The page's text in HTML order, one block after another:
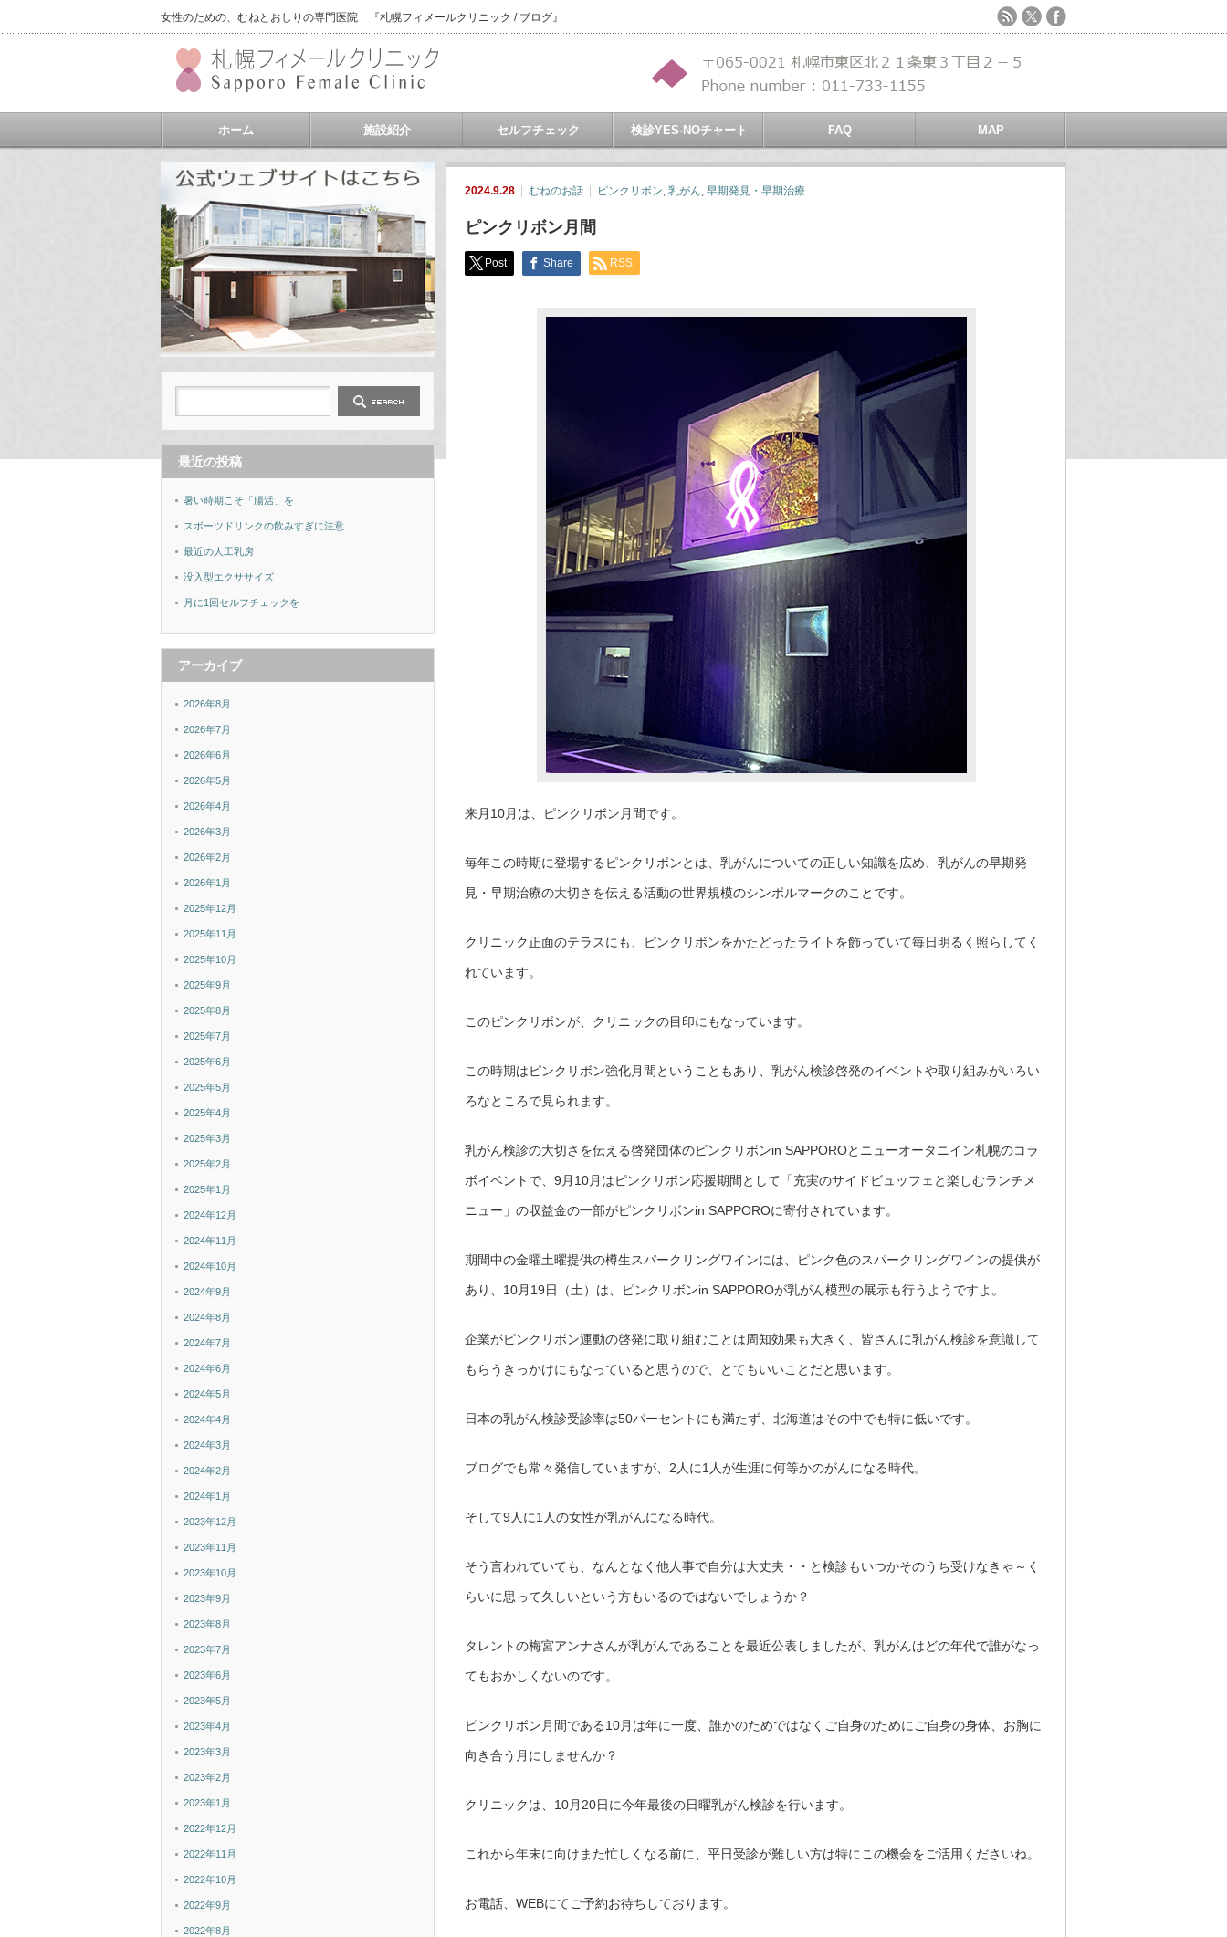
女性のための、むねとおしりの専門医院 『札幌フィメールクリニック / ブログ』
ホーム 施設紹介 セルフチェック 検診YES-NOチャート FAQ MAP
2024.9.28 むねのお話 ピンクリボン, 乳がん, 早期発見・早期治療
ピンクリボン月間
Post Share RSS
来月10月は、ピンクリボン月間です。
毎年この時期に登場するピンクリボンとは、乳がんについての正しい知識を広め、乳がんの早期発
見・早期治療の大切さを伝える活動の世界規模のシンボルマークのことです。
クリニック正面のテラスにも、ピンクリボンをかたどったライトを飾っていて毎日明るく照らしてく
れています。
このピンクリボンが、クリニックの目印にもなっています。
この時期はピンクリボン強化月間ということもあり、乳がん検診啓発のイベントや取り組みがいろい
ろなところで見られます。
乳がん検診の大切さを伝える啓発団体のピンクリボンin SAPPOROとニューオータニイン札幌のコラ
ボイベントで、9月10月はピンクリボン応援期間として「充実のサイドビュッフェと楽しむランチメ
ニュー」 の収益金の一部がピンクリボンin SAPPOROに寄付されています。
期間中の金曜土曜提供の樽生スパークリングワインには、ピンク色のスパークリングワインの提供が
あり、10月19日（土）は、ピンクリボンin SAPPOROが乳がん模型の展示も行うようですよ。
企業がピンクリボン運動の啓発に取り組むことは周知効果も大きく、皆さんに乳がん検診を意識して
もらうきっかけにもなっていると思うので、とてもいいことだと思います。
日本の乳がん検診受診率は50パーセントにも満たず、北海道はその中でも特に低いです。
ブログでも常々発信していますが、2人に1人が生涯に何等かのがんになる時代。
そして9人に1人の女性が乳がんになる時代。
そう言われていても、なんとなく他人事で自分は大丈夫・・ と検診もいつかそのうち受けなきゃ～く
らいに思って久しいという方もいるのではないでしょうか？
タレントの梅宮アンナさんが乳がんであることを最近公表しましたが、乳がんはどの年代で誰がなっ
てもおかしくないのです。
ピンクリボン月間である10月は年に一度、誰かのためではなくご自身のためにご自身の身体、お胸に
向き合う月にしませんか？
クリニックは、10月20日に今年最後の日曜乳がん検診を行います。
これから年末に向けまた忙しくなる前に、平日受診が難しい方は特にこの機会をご活用くださいね。
お電話、WEBにてご予約お待ちしております。
最近の投稿
暑い時期こそ「腸活」を
スポーツドリンクの飲みすぎに注意
最近の人工乳房
没入型エクササイズ
月に1回セルフチェックを
アーカイブ
2026年8月
2026年7月
2026年6月
2026年5月
2026年4月
2026年3月
2026年2月
2026年1月
2025年12月
2025年11月
2025年10月
2025年9月
2025年8月
2025年7月
2025年6月
2025年5月
2025年4月
2025年3月
2025年2月
2025年1月
2024年12月
2024年11月
2024年10月
2024年9月
2024年8月
2024年7月
2024年6月
2024年5月
2024年4月
2024年3月
2024年2月
2024年1月
2023年12月
2023年11月
2023年10月
2023年9月
2023年8月
2023年7月
2023年6月
2023年5月
2023年4月
2023年3月
2023年2月
2023年1月
2022年12月
2022年11月
2022年10月
2022年9月
2022年8月